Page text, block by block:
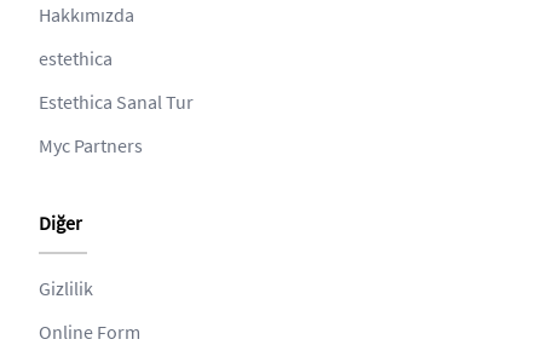
Hakkımızda
estethica
Estethica Sanal Tur
Myc Partners
Diğer
Gizlilik
Online Form